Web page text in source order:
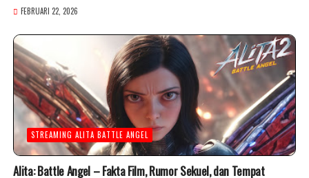
FEBRUARI 22, 2026
STREAMING ALITA BATTLE ANGEL
Alita: Battle Angel – Fakta Film, Rumor Sekuel, dan Tempat